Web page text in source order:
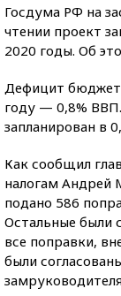
Госдума РФ на
чтении проект
2020 годы. Об
Дефицит
году — 0,8%
запланирован в
Как сообщил
налогам Андрей
подано 586
Остальные были
все поправки,
были